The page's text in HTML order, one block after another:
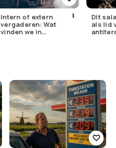
Intern of extern
vergaderen: Wat
vinden we in
Dit
als lid